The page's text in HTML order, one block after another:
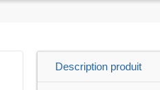
Description produit